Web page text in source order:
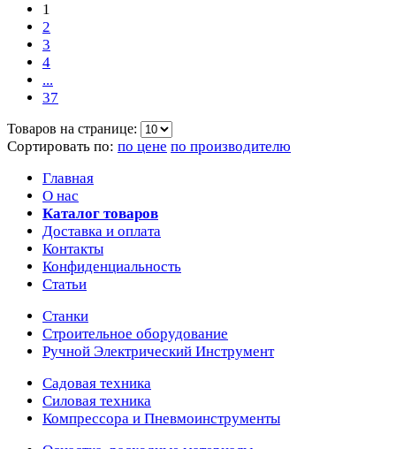
1
2
3
4
...
37
Товаров на странице:
Сортировать по: по цене по производителю
Главная
О нас
Каталог товаров
Доставка и оплата
Контакты
Конфиденциальность
Статьи
Станки
Строительное оборудование
Ручной Электрический Инструмент
Садовая техника
Силовая техника
Компрессора и Пневмоинструменты